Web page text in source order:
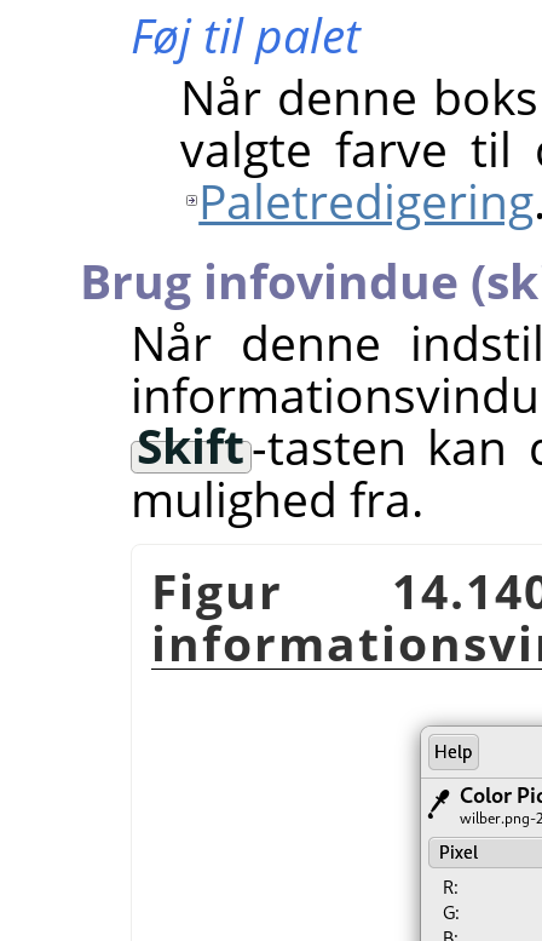
Føj til palet
Når denne
valgte farve til
Paletredigering
Brug infovindue
Når denne
Skift-tasten kan
mulighed fra.
Figur